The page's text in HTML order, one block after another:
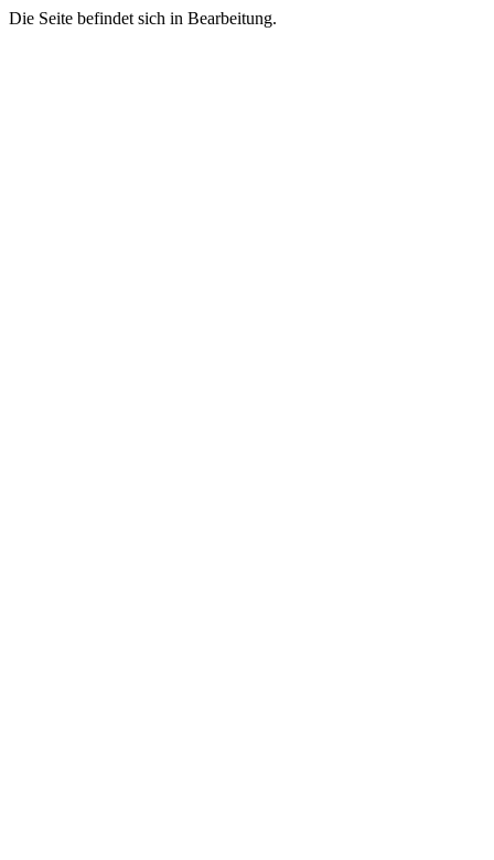
Die Seite befindet sich in Bearbeitung.